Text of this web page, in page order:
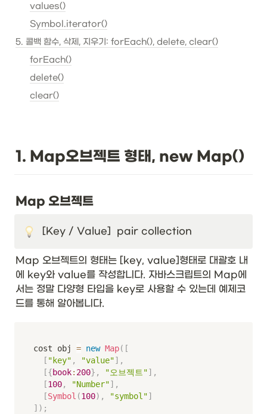
values()
Symbol.iterator()
5. 콜백 함수, 삭제, 지우기: forEach(), delete, clear()
forEach()
delete()
clear()
1. Map오브젝트 형태, new Map()
Map 오브젝트
[Key / Value]  pair collection
Map 오브젝트의 형태는 [key, value]형태로 대괄호 내
에 key와 value를 작성합니다. 자바스크립트의 Map에
서는 정말 다양형 타입을 key로 사용할 수 있는데 예제코
드를 통해 알아봅니다.
cost obj = new Map( [
[ "key" , "value"] ,
[{book: 200} , "오브젝트"] ,
[100, "Number"] ,
[Symbol (100) , "symbol"]
] ) ;